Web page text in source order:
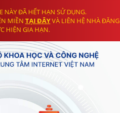
NÀY ĐÃ HẾT HẠN SỬ DỤNG.
MIỀN TẠI ĐÂYVÀ LIÊN HỆ NHÀ ĐĂNG
HIỆN GIA HẠN.